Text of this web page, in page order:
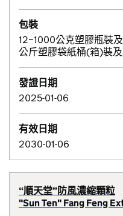
包裝
12~1000公克塑膠瓶裝
公斤塑膠袋紙桶(箱)裝
發證日期
2025-01-06
有效日期
2030-01-06
“順天堂”防風濃縮顆粒
"Sun Ten" Fang Feng